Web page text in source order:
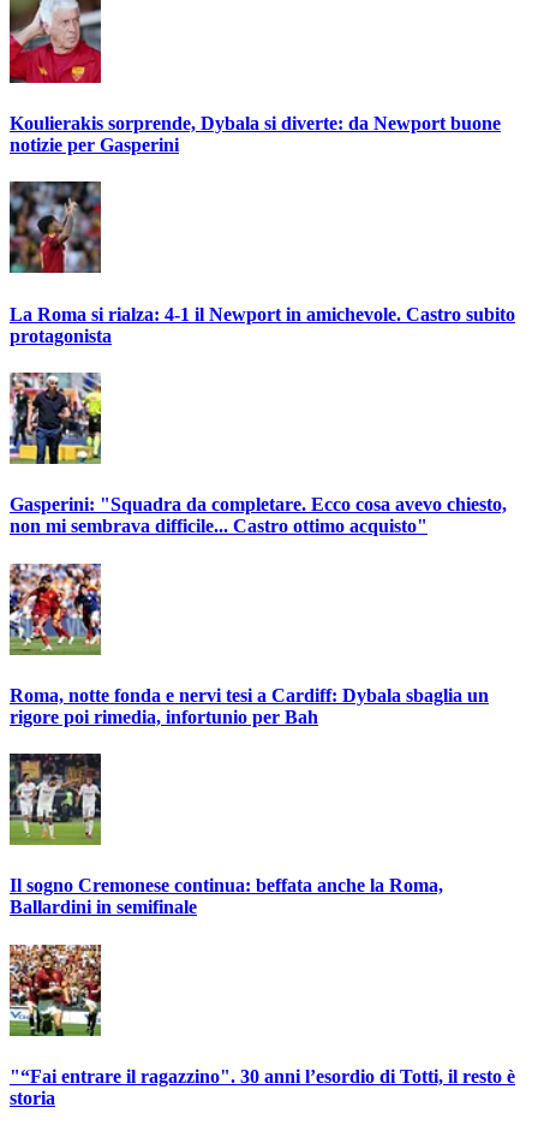
Koulierakis sorprende, Dybala si diverte: da Newport buone
notizie per Gasperini
La Roma si rialza: 4-1 il Newport in amichevole. Castro subito
protagonista
Gasperini: "Squadra da completare. Ecco cosa avevo chiesto,
non mi sembrava difficile... Castro ottimo acquisto"
Roma, notte fonda e nervi tesi a Cardiff: Dybala sbaglia un
rigore poi rimedia, infortunio per Bah
Il sogno Cremonese continua: beffata anche la Roma,
Ballardini in semifinale
"“Fai entrare il ragazzino". 30 anni l’esordio di Totti, il resto è
storia